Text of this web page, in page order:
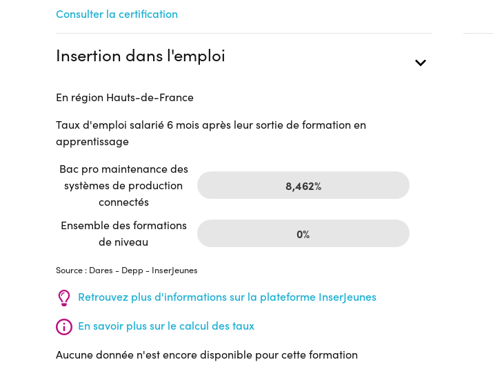
Année 2 : Contrat d’apprentissage
Lieu de formation
89 Rue Péclet
Centre AFPI
59300 Valenciennes
Accueil sur le lieu de formation
Accès handicap :
Restauration :Pas de restauration
Transport :Pas de transport
Consulter la certification
Insertion dans l'emploi
En région Hauts-de-France
Taux d'emploi salarié 6 mois après leur sortie de formation en
apprentissage
Bac pro maintenance des
systèmes de production
connectés
8,462%
Ensemble des formations
de niveau
0%
Source : Dares - Depp - InserJeunes
Retrouvez plus d'informations sur la plateforme InserJeunes
En savoir plus sur le calcul des taux
Aucune donnée n'est encore disponible pour cette formation